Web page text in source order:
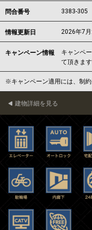
問合番号 3383-305
情報更新日 2026年7月
キャンペーン情報
キャンペ
て頂きます
※キャンペーン適用には、制
建物詳細を見る